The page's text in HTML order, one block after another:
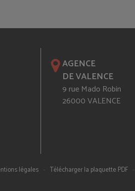
AGENCE
DE VALENCE
9 rue Mado Robin
26000 VALENCE
légales - Télécharger la plaquette PDF -